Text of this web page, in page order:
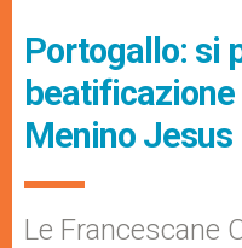
Portogallo: si
Menino Jesus
Le Francescane